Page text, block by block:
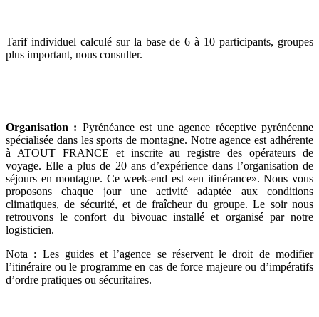
Tarif individuel calculé sur la base de 6 à 10 participants, groupes
plus important, nous consulter.
Organisation : Pyrénéance est une agence réceptive pyrénéenne
spécialisée dans les sports de montagne. Notre agence est adhérente
à ATOUT FRANCE et inscrite au registre des opérateurs de
voyage. Elle a plus de 20 ans d’expérience dans l’organisation de
séjours en montagne. Ce week-end est «en itinérance». Nous vous
proposons chaque jour une activité adaptée aux conditions
climatiques, de sécurité, et de fraîcheur du groupe. Le soir nous
retrouvons le confort du bivouac installé et organisé par notre
logisticien.
Nota : Les guides et l’agence se réservent le droit de modifier
l’itinéraire ou le programme en cas de force majeure ou d’impératifs
d’ordre pratiques ou sécuritaires.